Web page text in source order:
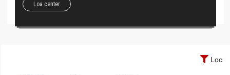
Loa center
Lọc